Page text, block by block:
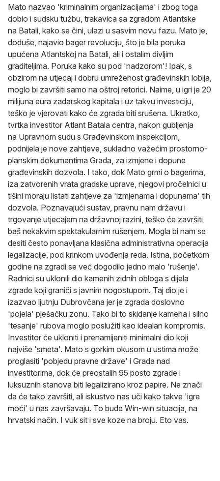
Mato nazvao 'kriminalnim organizacijama' i zbog toga
dobio i sudsku tužbu, trakavica sa zgradom Atlantske
na Batali, kako se čini, ulazi u sasvim novu fazu. Mato je,
doduše, najavio bager revoluciju, što je bila poruka
upućena Atlantskoj na Batali, ali i ostalim divljim
graditeljima. Poruka kako su pod 'nadzorom'! Ipak, s
obzirom na utjecaj i dobru umreženost građevinskih lobija,
moglo bi završiti samo na oštroj retorici. Naime, u igri je 20
milijuna eura zadarskog kapitala i uz takvu investiciju,
teško je vjerovati kako će zgrada biti srušena. Ukratko,
tvrtka investitor Atlant Batala centra, nakon gubljenja
na Upravnom sudu s Građevinskom inspekcijom,
podnijela je nove zahtjeve, sukladno važećim prostorno-
planskim dokumentima Grada, za izmjene i dopune
građevinskih dozvola. I tako, dok Mato grmi o bagerima,
iza zatvorenih vrata gradske uprave, njegovi pročelnici u
tišini moraju listati zahtjeve za 'izmjenama i dopunama' tih
dozvola. Poznavajući sustav, pravnu nam državu i
trgovanje utjecajem na državnoj razini, teško će završiti
baš nekakvim spektakularnim rušenjem. Mogla bi nam se
desiti često ponavljana klasična administrativna operacija
legalizacije, pod krinkom uvođenja reda. Istina, početkom
godine na zgradi se već dogodilo jedno malo 'rušenje'.
Radnici su uklonili dio kamenih zidnih obloga s dijela
zgrade koji graniči s javnim nogostupom. Taj dio je i
izazvao ljutnju Dubrovčana jer je zgrada doslovno
'pojela' pješačku zonu. Tako bi to skidanje kamena i silno
'tesanje' rubova moglo poslužiti kao idealan kompromis.
Investitor će ukloniti i prenamijeniti minimalni dio koji
najviše 'smeta'. Mato s gorkim okusom u ustima može
proglasiti 'pobjedu pravne države' i Grada nad
investitorima, dok će preostalih 95 posto zgrade i
luksuznih stanova biti legalizirano kroz papire. Ne znači
da će tako završiti, ali iskustvo nas uči kako takve 'igre
moći' u nas završavaju. To bude Win-win situacija, na
hrvatski način. I vuk sit i sve koze na broju. Eto vas.